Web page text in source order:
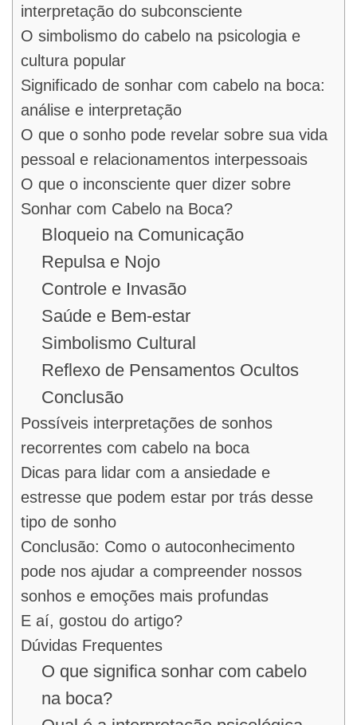
interpretação do subconsciente
O simbolismo do cabelo na psicologia e
cultura popular
Significado de sonhar com cabelo na boca:
análise e interpretação
O que o sonho pode revelar sobre sua vida
pessoal e relacionamentos interpessoais
O que o inconsciente quer dizer sobre
Sonhar com Cabelo na Boca?
Bloqueio na Comunicação
Repulsa e Nojo
Controle e Invasão
Saúde e Bem-estar
Simbolismo Cultural
Reflexo de Pensamentos Ocultos
Conclusão
Possíveis interpretações de sonhos
recorrentes com cabelo na boca
Dicas para lidar com a ansiedade e
estresse que podem estar por trás desse
tipo de sonho
Conclusão: Como o autoconhecimento
pode nos ajudar a compreender nossos
sonhos e emoções mais profundas
E aí, gostou do artigo?
Dúvidas Frequentes
O que significa sonhar com cabelo
na boca?